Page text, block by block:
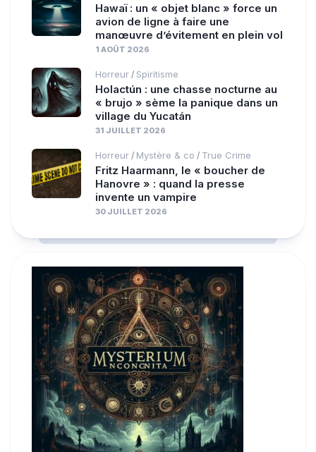
Hawaï : un « objet blanc » force un
avion de ligne à faire une
manœuvre d’évitement en plein vol
1 AOÛT 2026
Horreur / Spiritisme
Holactún : une chasse nocturne au
« brujo » sème la panique dans un
village du Yucatán
31 JUILLET 2026
Horreur / Mystère & co / True Crime
Fritz Haarmann, le « boucher de
Hanovre » : quand la presse
invente un vampire
30 JUILLET 2026